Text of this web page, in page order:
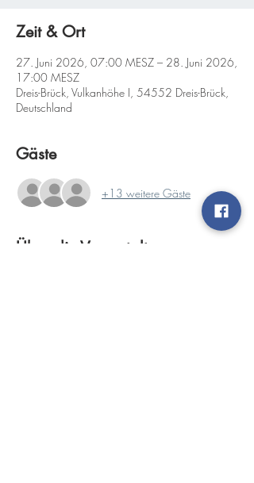
Zeit & Ort
27. Juni 2026, 07:00 MESZ – 28. Juni 2026,
17:00 MESZ
Dreis-Brück, Vulkanhöhe I, 54552 Dreis-Brück,
Deutschland
Gäste
+13 weitere Gäste
Über die Veranstaltung